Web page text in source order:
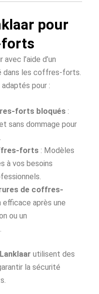
pour
l’aide d’un
dans les coffres-forts.
pour :
forts bloqués :
sans dommage pour
forts : Modèles
à vos besoins
de coffres-
efficace après une
ou un
utilisent des
la sécurité